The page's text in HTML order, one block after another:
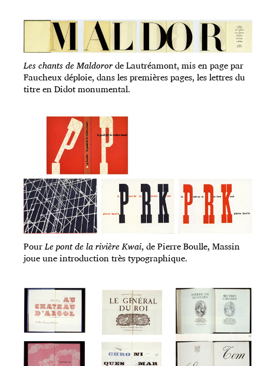
Les chants de Maldororde Lautréamont, mis en page par
Faucheux déploie, dans les premières pages, les lettres du
titre en Didot monumental.
PourLe pont de la rivière Kwai, de Pierre Boulle, Massin
joue une introduction très typographique.